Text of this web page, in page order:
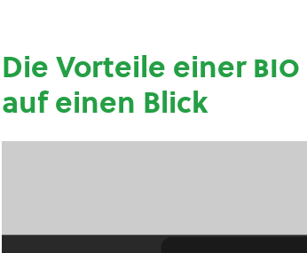
Die Vorteile einer
auf einen Blick